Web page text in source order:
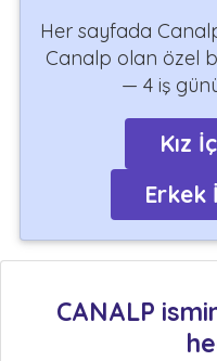
Her sayfada
Canalp olan özel
— 4 iş
Kız
Erkek
CANALP